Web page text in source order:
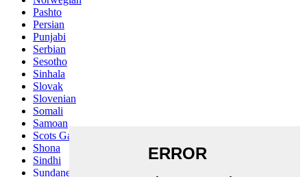
Pashto
Persian
Punjabi
Serbian
Sesotho
Sinhala
Slovak
Slovenian
Somali
Samoan
Scots Gaelic
Shona
Sindhi
Sundanese